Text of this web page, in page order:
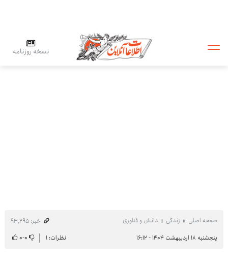
نسخه روزنامه
صفحه اصلی زندگی دانش و فناوری
خبر: ۹۳٬۲۹۵
پنجشنبه ۱۸ اردیبهشت ۱۴۰۴ - ۱۶:۱۲
نظرات: ۱ ۰-۰